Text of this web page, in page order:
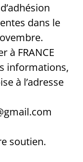
dans le
à FRANCE
informations,
à l’adresse
soutien.